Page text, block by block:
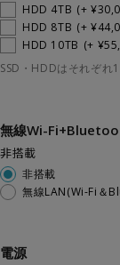
HDD 4TB (+
HDD 8TB (+
HDD 10TB (+
SSD・HDDはそれぞれ
無線Wi-
非搭載
非搭載
無線LAN(Wi-Fi＆
電源